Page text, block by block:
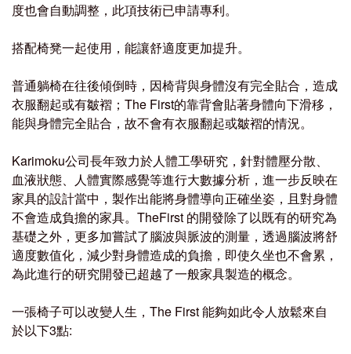
度也會自動調整，此項技術已申請專利。
搭配椅凳一起使用，能讓舒適度更加提升。
普通躺椅在往後傾倒時，因椅背與身體沒有完全貼合，造成
衣服翻起或有皺褶； The First的靠背會貼著身體向下滑移，
能與身體完全貼合，故不會有衣服翻起或皺褶的情況。
Karimoku公司長年致力於人體工學研究，針對體壓分散、
血液狀態、人體實際感覺等進行大數據分析，進一步反映在
家具的設計當中，製作出能將身體導向正確坐姿，且對身體
不會造成負擔的家具。 TheFirst 的開發除了以既有的研究為
基礎之外，更多加嘗試了腦波與脈波的測量，透過腦波將舒
適度數值化，減少對身體造成的負擔，即使久坐也不會累，
為此進行的研究開發已超越了一般家具製造的概念。
一張椅子可以改變人生，The First 能夠如此令人放鬆來自
於以下3點: